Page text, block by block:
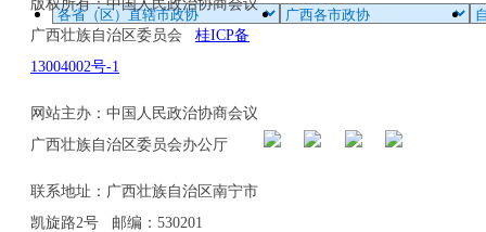
版权所有：中国人民政治协商会议
广西壮族自治区委员会 桂ICP备
13004002号-1
网站主办：中国人民政治协商会议
广西壮族自治区委员会办公厅
联系地址：广西壮族自治区南宁市
凯旋路2号 邮编：530201